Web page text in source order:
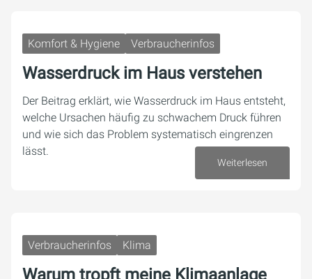
Komfort & Hygiene Verbraucherinfos
Wasserdruck im Haus verstehen
Der Beitrag erklärt, wie Wasserdruck im Haus entsteht,
welche Ursachen häufig zu schwachem Druck führen
und wie sich das Problem systematisch eingrenzen
lässt.
Weiterlesen
Verbraucherinfos Klima
Warum tropft meine Klimaanlage